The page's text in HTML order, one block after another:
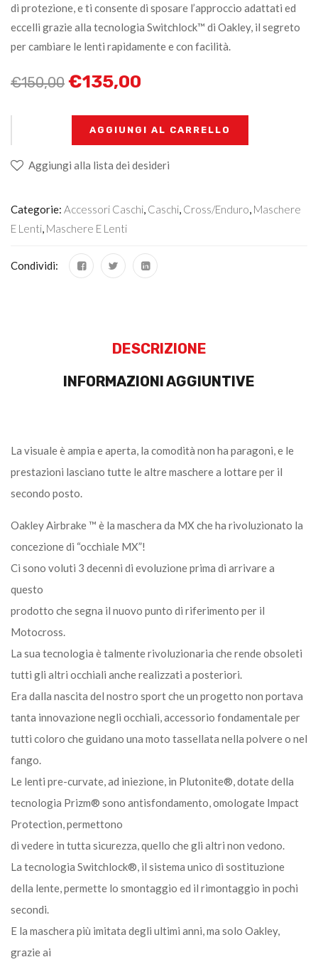
di protezione, e ti consente di sposare l’approccio adattati ed
eccelli grazie alla tecnologia Switchlock™ di Oakley, il segreto
per cambiare le lenti rapidamente e con facilità.
€150,00 €135,00
AGGIUNGI AL CARRELLO
Aggiungi alla lista dei desideri
Categorie: Accessori Caschi, Caschi, Cross/Enduro, Maschere
E Lenti, Maschere E Lenti
Condividi:
DESCRIZIONE
INFORMAZIONI AGGIUNTIVE
La visuale è ampia e aperta, la comodità non ha paragoni, e le
prestazioni lasciano tutte le altre maschere a lottare per il
secondo posto.
Oakley Airbrake ™ è la maschera da MX che ha rivoluzionato la
concezione di “occhiale MX”!
Ci sono voluti 3 decenni di evoluzione prima di arrivare a
questo
prodotto che segna il nuovo punto di riferimento per il
Motocross.
La sua tecnologia è talmente rivoluzionaria che rende obsoleti
tutti gli altri occhiali anche realizzati a posteriori.
Era dalla nascita del nostro sport che un progetto non portava
tanta innovazione negli occhiali, accessorio fondamentale per
tutti coloro che guidano una moto tassellata nella polvere o nel
fango.
Le lenti pre-curvate, ad iniezione, in Plutonite®, dotate della
tecnologia Prizm® sono antisfondamento, omologate Impact
Protection, permettono
di vedere in tutta sicurezza, quello che gli altri non vedono.
La tecnologia Switchlock®, il sistema unico di sostituzione
della lente, permette lo smontaggio ed il rimontaggio in pochi
secondi.
E la maschera più imitata degli ultimi anni, ma solo Oakley,
grazie ai